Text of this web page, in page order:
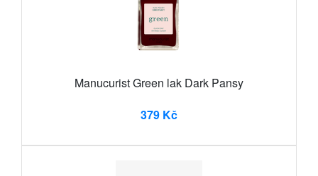
Manucurist Green lak Dark Pansy
379 Kč